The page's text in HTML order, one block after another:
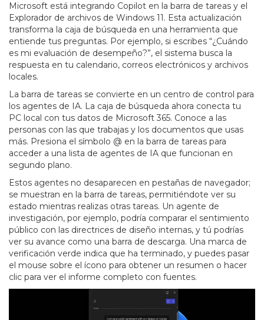
Microsoft está integrando Copilot en la barra de tareas y el
Explorador de archivos de Windows 11. Esta actualización
transforma la caja de búsqueda en una herramienta que
entiende tus preguntas. Por ejemplo, si escribes “¿Cuándo
es mi evaluación de desempeño?”, el sistema busca la
respuesta en tu calendario, correos electrónicos y archivos
locales.
La barra de tareas se convierte en un centro de control para
los agentes de IA. La caja de búsqueda ahora conecta tu
PC local con tus datos de Microsoft 365. Conoce a las
personas con las que trabajas y los documentos que usas
más. Presiona el símbolo @ en la barra de tareas para
acceder a una lista de agentes de IA que funcionan en
segundo plano.
Estos agentes no desaparecen en pestañas de navegador;
se muestran en la barra de tareas, permitiéndote ver su
estado mientras realizas otras tareas. Un agente de
investigación, por ejemplo, podría comparar el sentimiento
público con las directrices de diseño internas, y tú podrías
ver su avance como una barra de descarga. Una marca de
verificación verde indica que ha terminado, y puedes pasar
el mouse sobre el ícono para obtener un resumen o hacer
clic para ver el informe completo con fuentes.